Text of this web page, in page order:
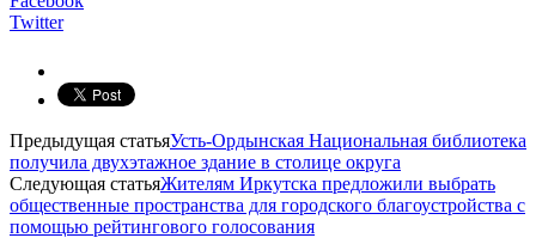
Twitter
Предыдущая статьяУсть-Ордынская Национальная библиотека
получила двухэтажное здание в столице округа
Следующая статьяЖителям Иркутска предложили выбрать
общественные пространства для городского благоустройства с
помощью рейтингового голосования